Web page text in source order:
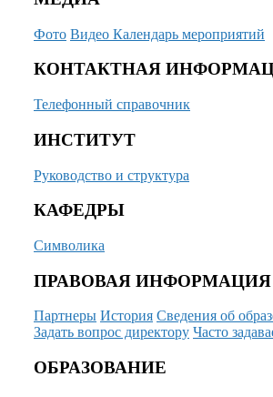
Фото Видео Календарь мероприятий
КОНТАКТНАЯ
Телефонный справочник
ИНСТИТУТ
Руководство и структура
КАФЕДРЫ
Символика
ПРАВОВАЯ ИНФОРМАЦИЯ
Партнеры История Сведения об
Задать вопрос директору Часто
ОБРАЗОВАНИЕ